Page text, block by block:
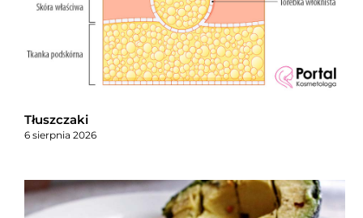
Tłuszczaki
6 sierpnia 2026